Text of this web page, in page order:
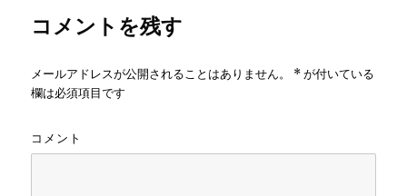
コメントを残す
メールアドレスが公開されることはありません。 *が付いている
欄は必須項目です
コメント